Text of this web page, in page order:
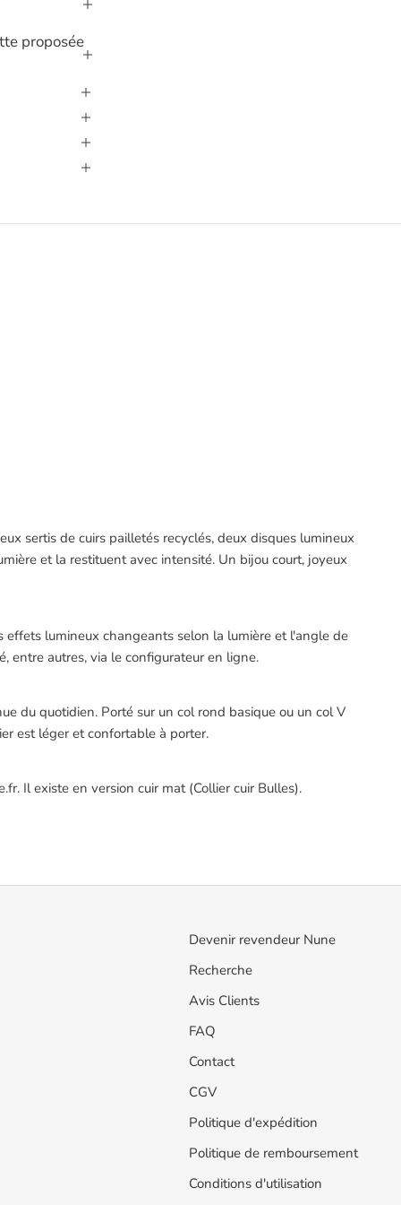
proposée
sertis de cuirs pailletés recyclés, deux disques lumineux
et la restituent avec intensité. Un bijou court, joyeux
effets lumineux changeants selon la lumière et l'angle de
entre autres, via le configurateur en ligne.
du quotidien. Porté sur un col rond basique ou un col V
est léger et confortable à porter.
Il existe en version cuir mat (Collier cuir Bulles).
Devenir revendeur Nune
Recherche
Avis Clients
FAQ
Contact
CGV
Politique d'expédition
Politique de remboursement
Conditions d'utilisation